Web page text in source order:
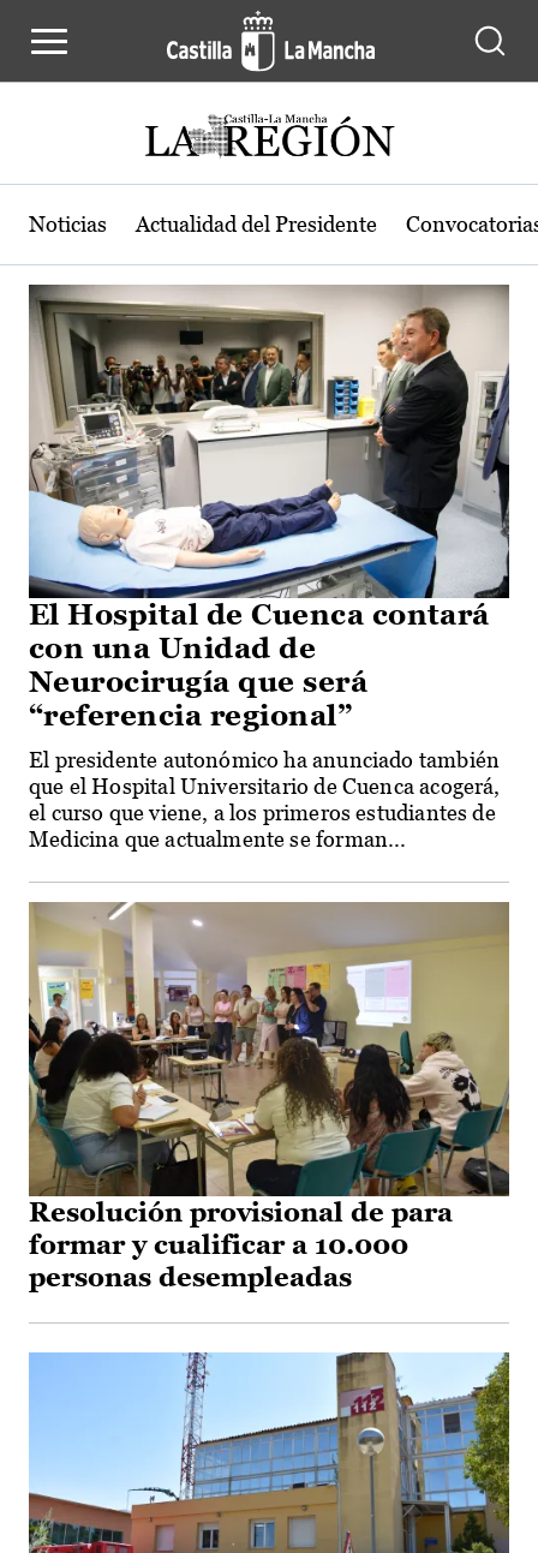
Actualidad de la región de Castilla-
Noticias Actualidad del Presidente
El Hospital de Cuenca contará
con una Unidad de
Neurocirugía que será
“referencia regional”
El presidente autonómico ha anunciado también
que el Hospital Universitario de Cuenca acogerá,
el curso que viene, a los primeros estudiantes de
Medicina que actualmente se forman...
Resolución provisional de para
formar y cualificar a 10.000
personas desempleadas